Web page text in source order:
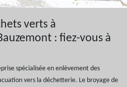
verts à
: fiez-vous à
spécialisée en enlèvement des
vers la déchetterie. Le broyage de